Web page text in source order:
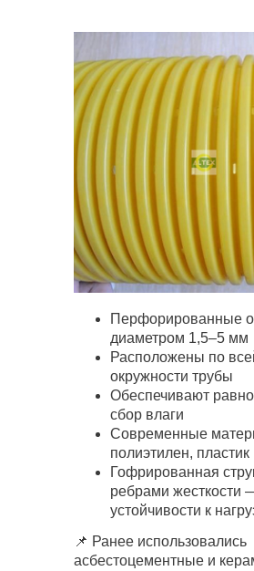
Перфорированные
диаметром 1,5–5 мм
Расположены по
окружности трубы
Обеспечивают
сбор влаги
Современные
полиэтилен, пластик
Гофрированная
ребрами жесткости
устойчивости к
📌 Ранее использовались
асбестоцементные и